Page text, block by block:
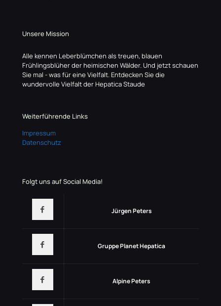
Unsere Mission
Alle kennen Leberblümchen als treuen, blauen
Frühlingsblüher der heimischen Wälder. Und jetzt schauen
Sie mal - was für eine Vielfalt. Entdecken Sie die
wundervolle Vielfalt der Hepatica Staude
Weiterführende Links
Impressum
Datenschutz
Folgt uns auf Social Media!
Jürgen Peters
Gruppe Planet Hepatica
Alpine Peters